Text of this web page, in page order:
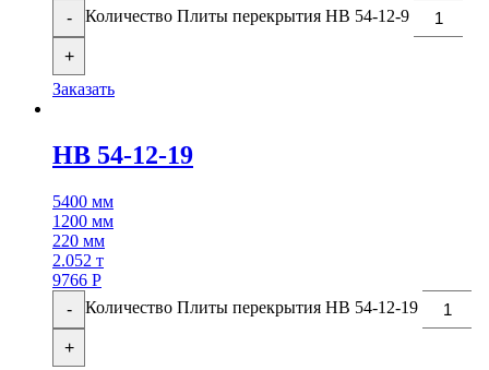
-
Количество Плиты перекрытия НВ 54-12-9
+
Заказать
НВ 54-12-19
5400 мм
1200 мм
220 мм
2.052 т
9766 Р
-
Количество Плиты перекрытия НВ 54-12-19
+